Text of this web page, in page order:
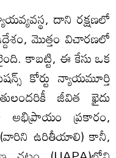
దాని రక్షణలో
మొత్తం విచారణలో
కాబట్టి, ఈ కేసు ఒక
కోర్టు న్యాయమూర్తి
జీవిత ఖైదు
ప్రకారం,
(వారిని ఉరితీయాలి) కానీ,